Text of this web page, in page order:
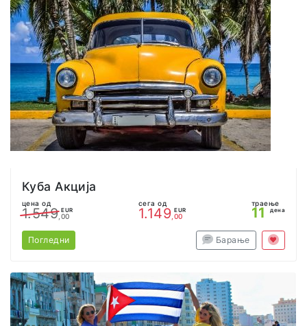
Куба Акција
цена од
1.549 EUR
,00
сега од
1.149 EUR
,00
траење
11 дена
Погледни Барање